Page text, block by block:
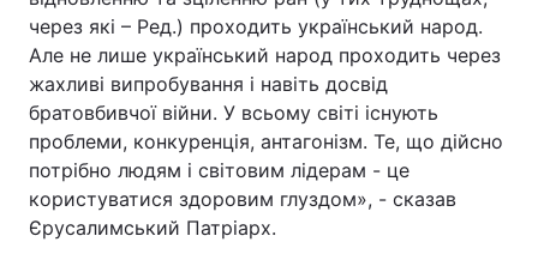
через які – Ред.) проходить український народ.
Але не лише український народ проходить через
жахливі випробування і навіть досвід
братовбивчої війни. У всьому світі існують
проблеми, конкуренція, антагонізм. Те, що дійсно
потрібно людям і світовим лідерам - це
користуватися здоровим глуздом», - сказав
Єрусалимський Патріарх.